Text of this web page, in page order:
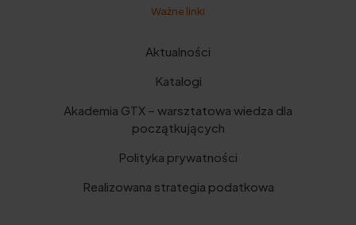
Ważne linki
Aktualności
Katalogi
Akademia GTX – warsztatowa wiedza dla
początkujących
Polityka prywatności
Realizowana strategia podatkowa